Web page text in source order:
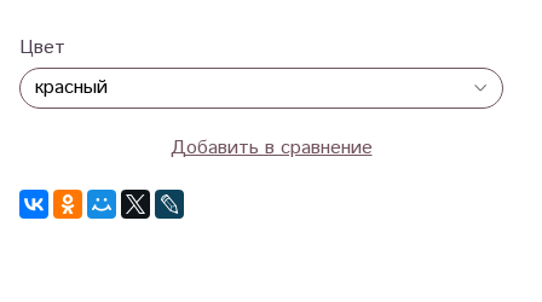
Цвет
Добавить в сравнение